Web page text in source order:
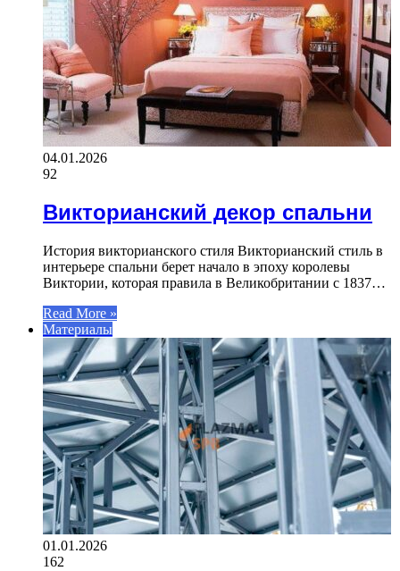
04.01.2026
92
Викторианский декор спальни
История викторианского стиля Викторианский стиль в
интерьере спальни берет начало в эпоху королевы
Виктории, которая правила в Великобритании с 1837…
Read More »
Материалы
01.01.2026
162